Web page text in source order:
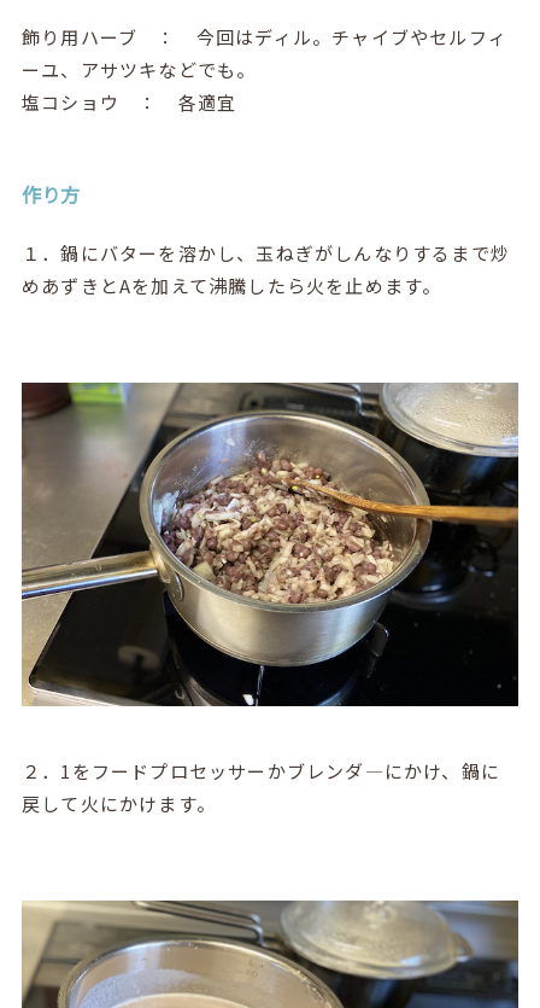
飾り用ハーブ ： 今回はディル。チャイブやセルフィ
ーユ、アサツキなどでも。
塩コショウ ： 各適宜
作り方
１．鍋にバターを溶かし、玉ねぎがしんなりするまで炒
めあずきとAを加えて沸騰したら火を止めます。
２．1をフードプロセッサーかブレンダ―にかけ、鍋に
戻して火にかけます。